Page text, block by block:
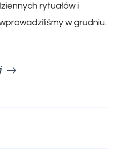
rytuałów i
w grudniu.